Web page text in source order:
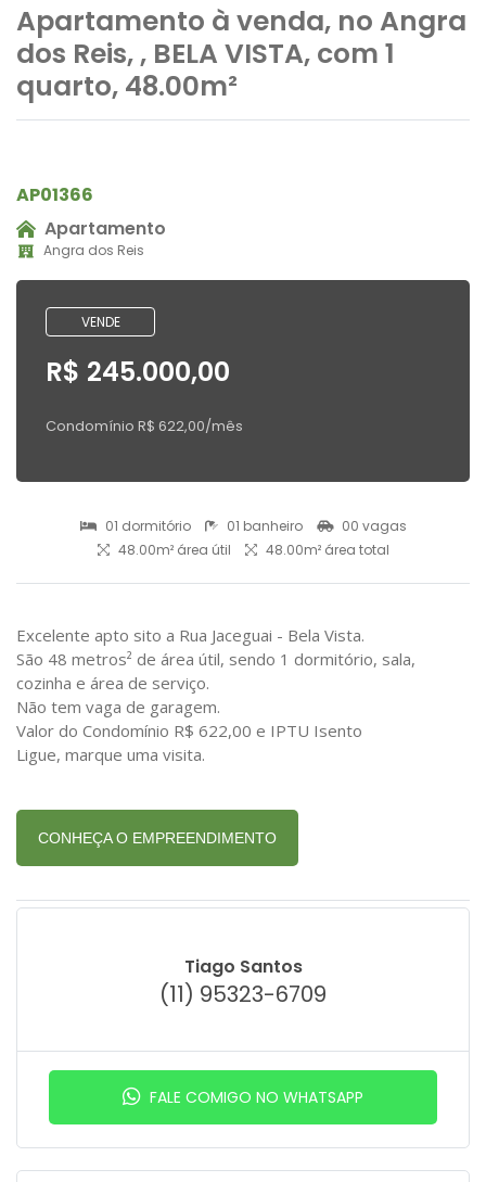
Apartamento à venda, no Angra
dos Reis, , BELA VISTA, com 1
quarto, 48.00m²
AP01366
Apartamento
Angra dos Reis
VENDE
R$ 245.000,00
Condomínio R$ 622,00/mês
01 dormitório 01 banheiro
00 vagas
48.00m² área útil
48.00m² área total
Excelente apto sito a Rua Jaceguai - Bela Vista.
São 48 metros² de área útil, sendo 1 dormitório, sala,
cozinha e área de serviço.
Não tem vaga de garagem.
Valor do Condomínio R$ 622,00 e IPTU Isento
Ligue, marque uma visita.
CONHEÇA O EMPREENDIMENTO
Tiago Santos
(11) 95323-6709
FALE COMIGO NO WHATSAPP